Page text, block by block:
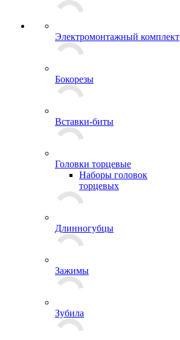
Электромонтажный комплект
Бокорезы
Вставки-биты
Головки торцевые
Наборы головок
торцевых
Длинногубцы
Зажимы
Зубила